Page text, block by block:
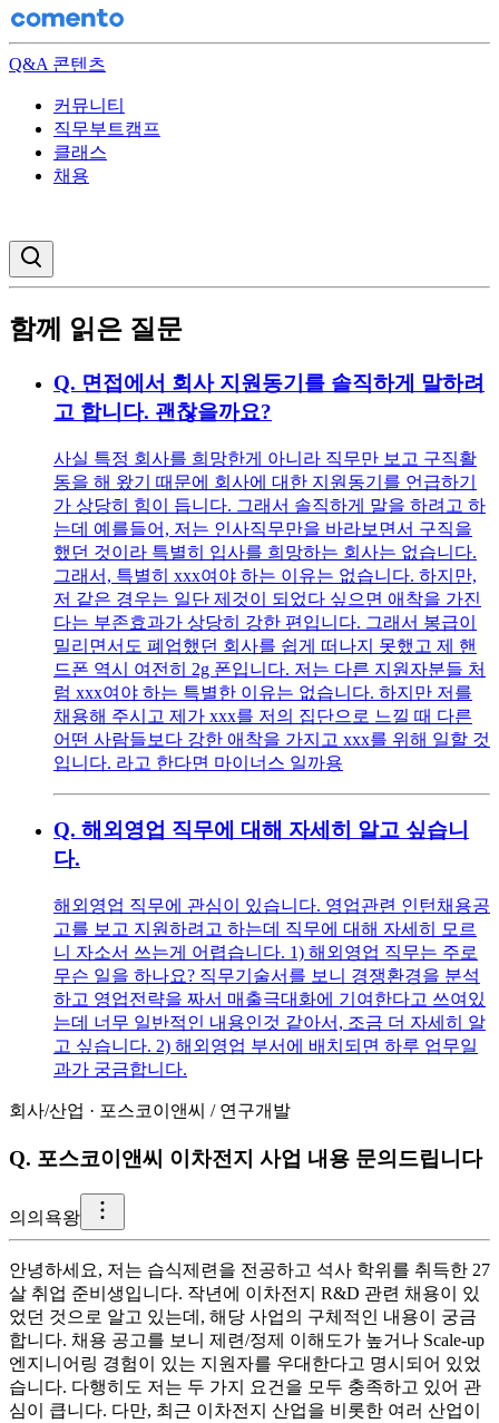
Q&A 콘텐츠
커뮤니티
직무부트캠프
클래스
채용
함께 읽은 질문
Q. 면접에서 회사 지원동기를 솔직하게 말하려
고 합니다. 괜찮을까요?
사실 특정 회사를 희망한게 아니라 직무만 보고 구직활
동을 해 왔기 때문에 회사에 대한 지원동기를 언급하기
가 상당히 힘이 듭니다. 그래서 솔직하게 말을 하려고 하
는데 예를들어, 저는 인사직무만을 바라보면서 구직을
했던 것이라 특별히 입사를 희망하는 회사는 없습니다.
그래서, 특별히 xxx여야 하는 이유는 없습니다. 하지만,
저 같은 경우는 일단 제것이 되었다 싶으면 애착을 가진
다는 부존효과가 상당히 강한 편입니다. 그래서 봉급이
밀리면서도 폐업했던 회사를 쉽게 떠나지 못했고 제 핸
드폰 역시 여전히 2g 폰입니다. 저는 다른 지원자분들 처
럼 xxx여야 하는 특별한 이유는 없습니다. 하지만 저를
채용해 주시고 제가 xxx를 저의 집단으로 느낄 때 다른
어떤 사람들보다 강한 애착을 가지고 xxx를 위해 일할 것
입니다. 라고 한다면 마이너스 일까용
Q. 해외영업 직무에 대해 자세히 알고 싶습니
다.
해외영업 직무에 관심이 있습니다. 영업관련 인턴채용공
고를 보고 지원하려고 하는데 직무에 대해 자세히 모르
니 자소서 쓰는게 어렵습니다. 1) 해외영업 직무는 주로
무슨 일을 하나요? 직무기술서를 보니 경쟁환경을 분석
하고 영업전략을 짜서 매출극대화에 기여한다고 쓰여있
는데 너무 일반적인 내용인것 같아서, 조금 더 자세히 알
고 싶습니다. 2) 해외영업 부서에 배치되면 하루 업무일
과가 궁금합니다.
회사/산업 · 포스코이앤씨 / 연구개발
Q. 포스코이앤씨 이차전지 사업 내용 문의드립니다
의 의욕왕
안녕하세요, 저는 습식제련을 전공하고 석사 학위를 취득한 27
살 취업 준비생입니다. 작년에 이차전지 R&D 관련 채용이 있
었던 것으로 알고 있는데, 해당 사업의 구체적인 내용이 궁금
합니다. 채용 공고를 보니 제련/정제 이해도가 높거나 Scale-up
엔지니어링 경험이 있는 지원자를 우대한다고 명시되어 있었
습니다. 다행히도 저는 두 가지 요건을 모두 충족하고 있어 관
심이 큽니다. 다만, 최근 이차전지 산업을 비롯한 여러 산업이